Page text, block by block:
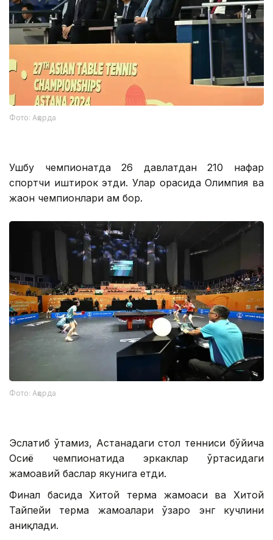
Фото: Ақорда
Ушбу чемпионатда 26 давлатдан 210 нафар
спортчи иштирок этди. Улар орасида Олимпия ва
жаҳон чемпионлари ҳам бор.
Фото: Ақорда
Эслатиб ўтамиз, Астанадаги стол тенниси бўйича
Осиё чемпионатида эркаклар ўртасидаги
жамоавий баҳслар якунига етди.
Финал баҳсида Хитой терма жамоаси ва Хитой
Тайпейи терма жамоалари ўзаро энг кучлини
аниқлади.